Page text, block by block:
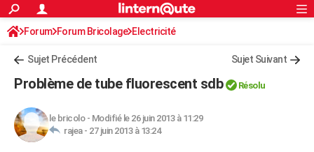
ACTUALITÉS
Politique
Société
Faits Divers
Education
Monde
Villes
+
Retraite
Impôts
Epargne
Immobilier
Risques naturels par ville
Banque
Assurance
Crédit
AUTO
S'inscrire
Connexion
Forum Forum Bricolage Electricité
Sujet Précédent Sujet Suivant
Problème de tube fluorescent sdb Résolu
le bricolo- Modifié le 26 juin 2013 à 11:29
rajea - 27 juin 2013 à 13:24